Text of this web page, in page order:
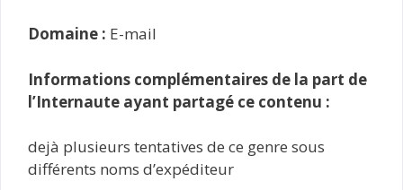
Domaine : E-mail
Informations complémentaires de la part de
l’Internaute ayant partagé ce contenu :
dejà plusieurs tentatives de ce genre sous
différents noms d’expéditeur